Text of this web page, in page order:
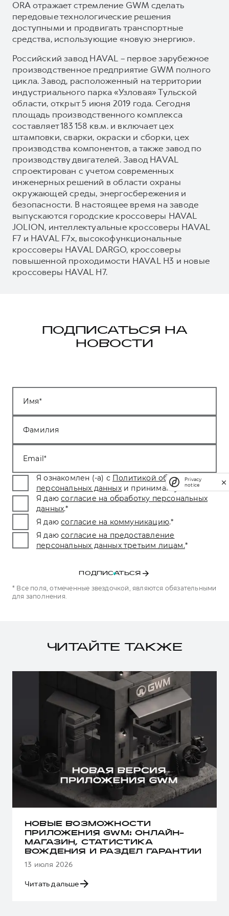
ORA отражает стремление GWM сделать
передовые технологические решения
доступными и продвигать транспортные
средства, использующие «новую энергию».
Российский завод HAVAL – первое зарубежное
производственное предприятие GWM полного
цикла. Завод, расположенный на территории
индустриального парка «Узловая» Тульской
области, открыт 5 июня 2019 года. Сегодня
площадь производственного комплекса
составляет 183 158 кв.м. и включает цех
штамповки, сварки, окраски и сборки, цех
производства компонентов, а также завод по
производству двигателей. Завод HAVAL
спроектирован с учетом современных
инженерных решений в области охраны
окружающей среды, энергосбережения и
безопасности. В настоящее время на заводе
выпускаются городские кроссоверы HAVAL
JOLION, интеллектуальные кроссоверы HAVAL
F7 и HAVAL F7x, высокофункциональные
кроссоверы HAVAL DARGO, кроссоверы
повышенной проходимости HAVAL H3 и новые
кроссоверы HAVAL H7.
ПОДПИСАТЬСЯ НА
НОВОСТИ
Имя
Фамилия
Email
Я ознакомлен (-а) с Политикой обработки
персональных данных и принимаю условия.
Я даю согласие на обработку персональных
данных.*
Я даю согласие на коммуникацию.*
Я даю согласие на предоставление
персональных данных третьим лицам.*
ПОДПИСАТЬСЯ
* Все поля, отмеченные звездочкой, являются обязательными
для заполнения.
ЧИТАЙТЕ ТАКЖЕ
НОВЫЕ ВОЗМОЖНОСТИ
ПРИЛОЖЕНИЯ GWM: ОНЛАЙН-
МАГАЗИН, СТАТИСТИКА
ВОЖДЕНИЯ И РАЗДЕЛ ГАРАНТИИ
13 июля 2026
Читать дальше
Privacy
notice